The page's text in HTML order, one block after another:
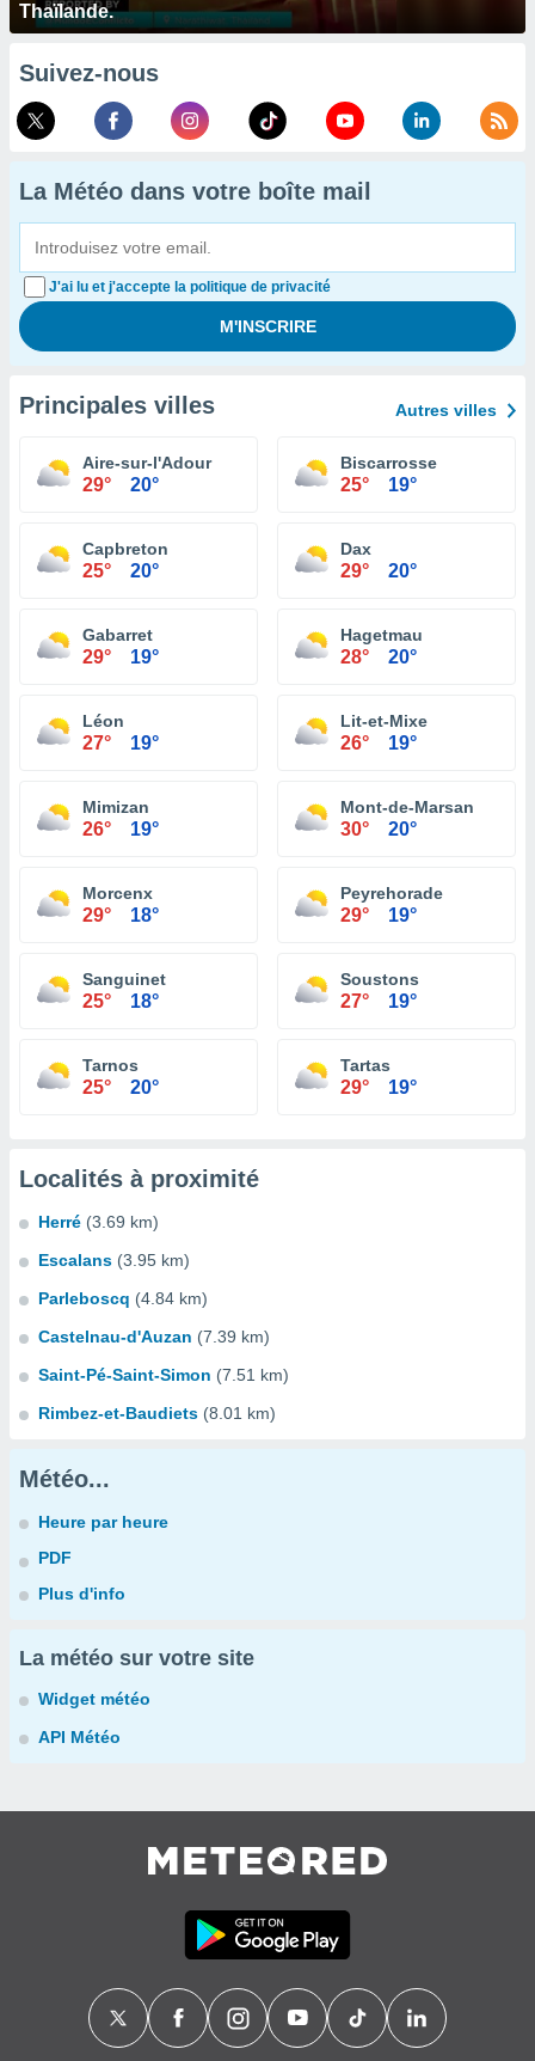
Thaïlande.
Suivez-nous
La Météo dans votre boîte mail
J'ai lu et j'accepte la politique de privacité
Principales villes Autres villes
Aire-sur-l'Adour
29° 20°
Biscarrosse
25° 19°
Capbreton
25° 20°
Dax
29° 20°
Gabarret
29° 19°
Hagetmau
28° 20°
Léon
27° 19°
Lit-et-Mixe
26° 19°
Mimizan
26° 19°
Mont-de-Marsan
30° 20°
Morcenx
29° 18°
Peyrehorade
29° 19°
Sanguinet
25° 18°
Soustons
27° 19°
Tarnos
25° 20°
Tartas
29° 19°
Localités à proximité
Herré (3.69 km)
Escalans (3.95 km)
Parleboscq (4.84 km)
Castelnau-d'Auzan (7.39 km)
Saint-Pé-Saint-Simon (7.51 km)
Rimbez-et-Baudiets (8.01 km)
Météo...
Heure par heure
PDF
Plus d'info
La météo sur votre site
Widget météo
API Météo